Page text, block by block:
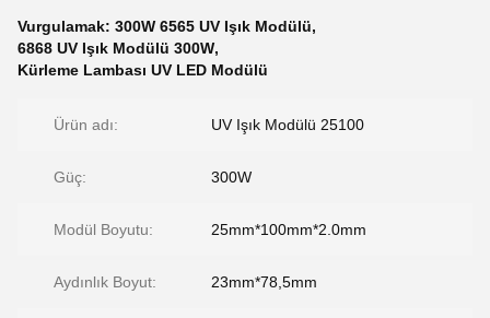
Vurgulamak: 300W 6565 UV Işık Modülü,
6868 UV Işık Modülü 300W,
Kürleme Lambası UV LED Modülü
Ürün adı: UV Işık Modülü 25100
Güç: 300W
Modül Boyutu: 25mm*100mm*2.0mm
Aydınlık Boyut: 23mm*78,5mm